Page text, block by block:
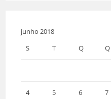
junho 2018
S
T Q Q
4 5 6 7